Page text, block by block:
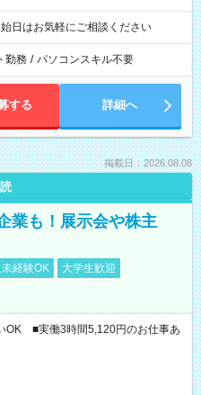
日はお気軽にご相談ください
勤務 / パソコンスキル不要
する 詳細へ
掲載日：2026.08.08
業も！展示会や株主
経験OK
大学生歓迎
■実働3時間5,120円のお仕事あ